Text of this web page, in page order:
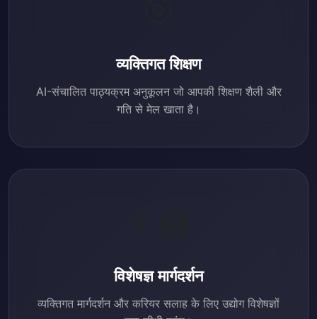
व्यक्तिगत शिक्षण
AI-संचालित पाठ्यक्रम अनुकूलन जो आपकी शिक्षण शैली और
गति से मेल खाता है।
विशेषज्ञ मार्गदर्शन
व्यक्तिगत मार्गदर्शन और करियर सलाह के लिए उद्योग विशेषज्ञों